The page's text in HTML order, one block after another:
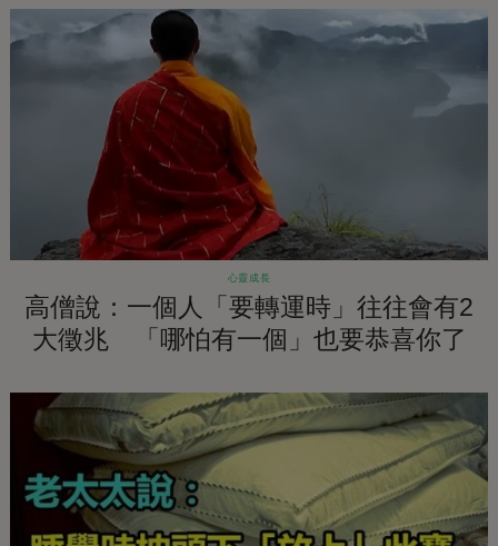
心靈成長
高僧說：一個人「要轉運時」往往會有2
大徵兆 「哪怕有一個」也要恭喜你了